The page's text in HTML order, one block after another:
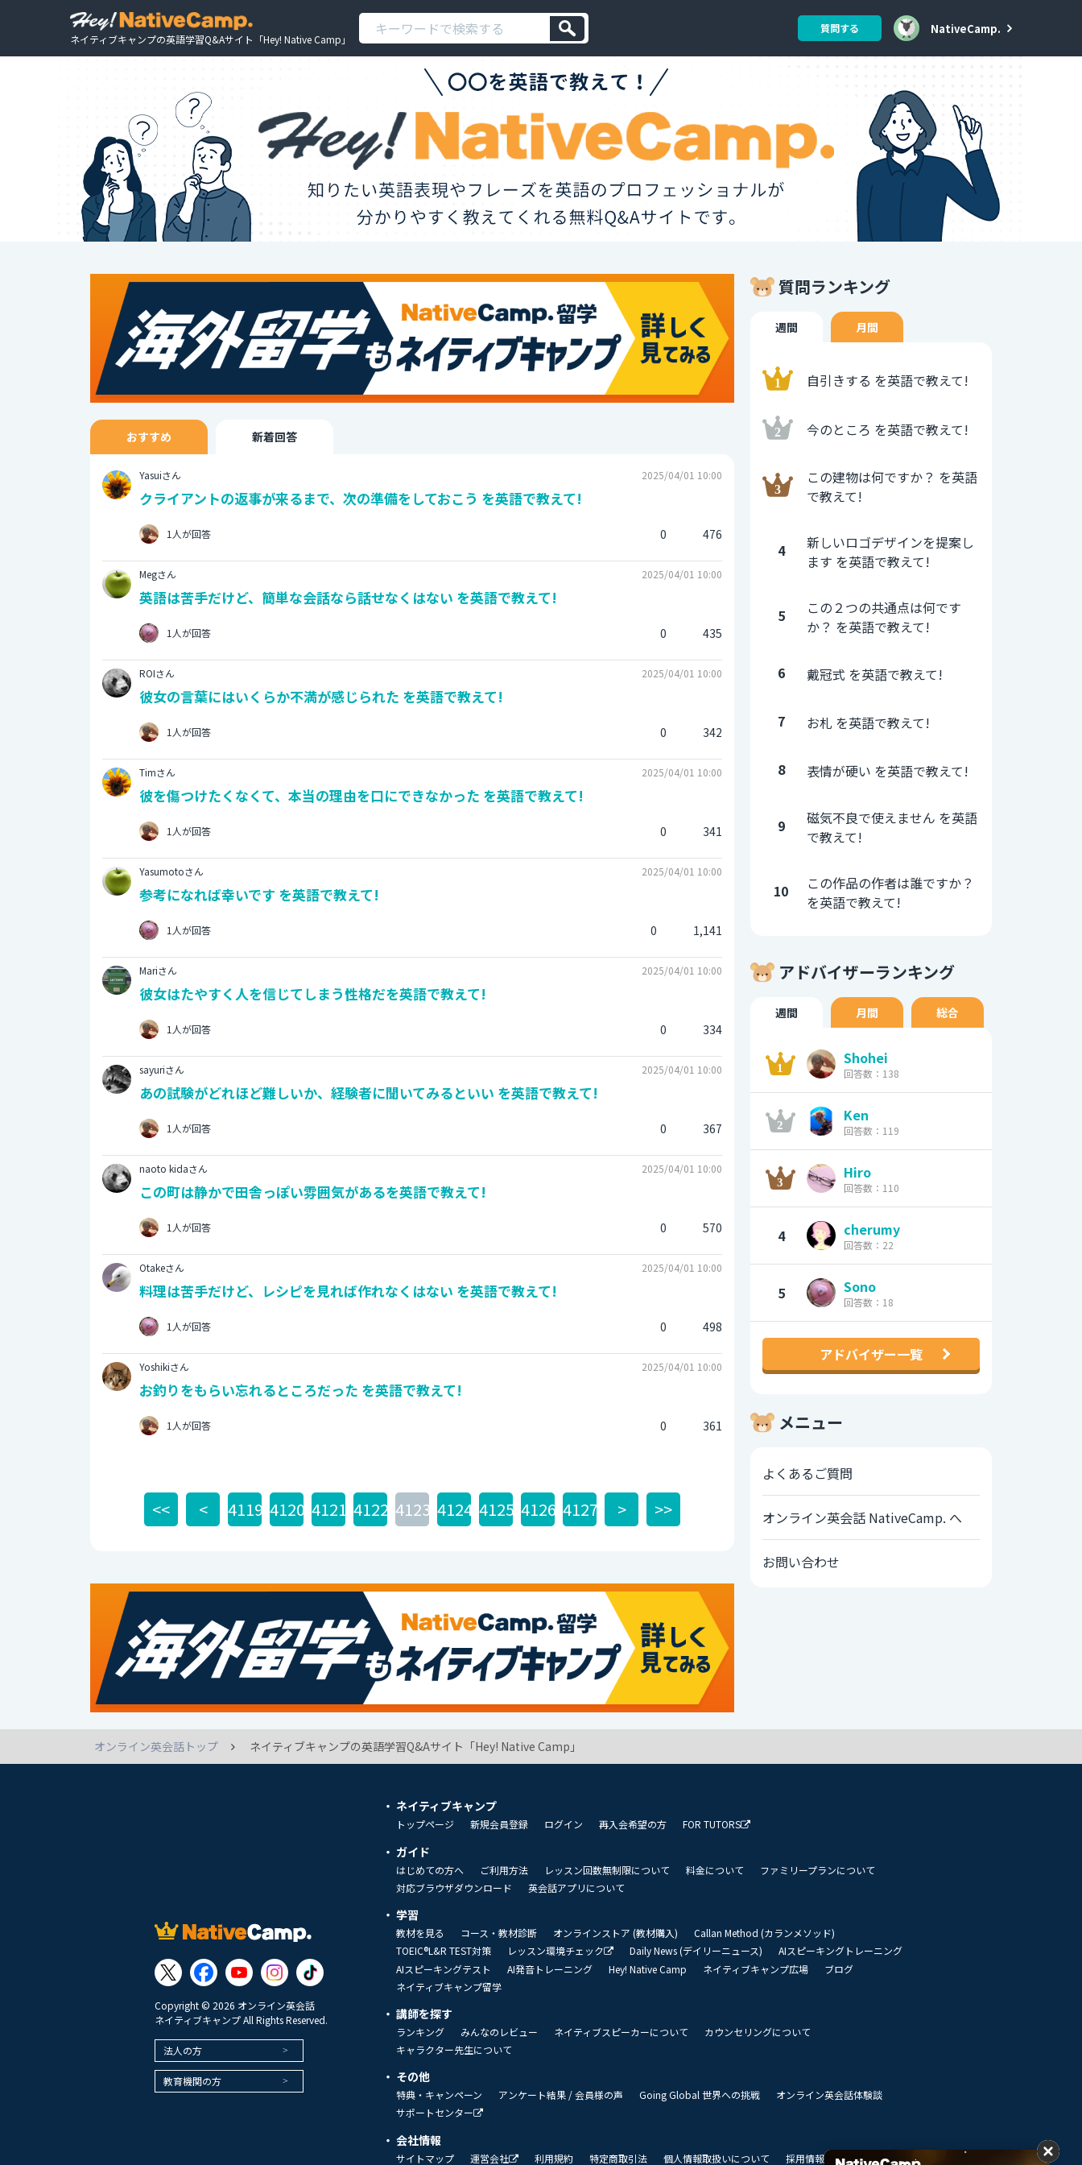
ネイティブキャンプの英語学習Q&Aサイト「Hey! Native Camp」
質問する NativeCamp.
おすすめ 新着回答
Yasuiさん 2025/04/01 10:00
クライアントの返事が来るまで、次の準備をしておこう を英語で教えて!
1人が回答 0 476
Megさん 2025/04/01 10:00
英語は苦手だけど、簡単な会話なら話せなくはない を英語で教えて!
1人が回答 0 435
ROIさん 2025/04/01 10:00
彼女の言葉にはいくらか不満が感じられた を英語で教えて!
1人が回答 0 342
Timさん 2025/04/01 10:00
彼を傷つけたくなくて、本当の理由を口にできなかった を英語で教えて!
1人が回答 0 341
Yasumotoさん 2025/04/01 10:00
参考になれば幸いです を英語で教えて!
1人が回答 0 1,141
Mariさん 2025/04/01 10:00
彼女はたやすく人を信じてしまう性格だを英語で教えて!
1人が回答 0 334
sayuriさん 2025/04/01 10:00
あの試験がどれほど難しいか、経験者に聞いてみるといい を英語で教えて!
1人が回答 0 367
naoto kidaさん 2025/04/01 10:00
この町は静かで田舎っぽい雰囲気があるを英語で教えて!
1人が回答 0 570
Otakeさん 2025/04/01 10:00
料理は苦手だけど、レシピを見れば作れなくはない を英語で教えて!
1人が回答 0 498
Yoshikiさん 2025/04/01 10:00
お釣りをもらい忘れるところだった を英語で教えて!
1人が回答 0 361
<< < 4119 4120 4121 4122 4123 4124 4125 4126 4127 > >>
質問ランキング
週間 月間
自引きする を英語で教えて!
今のところ を英語で教えて!
この建物は何ですか？ を英語
で教えて!
4
新しいロゴデザインを提案し
ます を英語で教えて!
5
この２つの共通点は何です
か？ を英語で教えて!
6 戴冠式 を英語で教えて!
7 お札 を英語で教えて!
8 表情が硬い を英語で教えて!
9
磁気不良で使えません を英語
で教えて!
10
この作品の作者は誰ですか？
を英語で教えて!
アドバイザーランキング
週間 月間 総合
Shohei
回答数：138
Ken
回答数：119
Hiro
回答数：110
4 cherumy
回答数：22
5 Sono
回答数：18
アドバイザー一覧
メニュー
よくあるご質問
オンライン英会話 NativeCamp. へ
お問い合わせ
オンライン英会話トップ ネイティブキャンプの英語学習Q&Aサイト「Hey! Native Camp」
Copyright © 2026 オンライン英会話
ネイティブキャンプ All Rights Reserved.
法人の方
教育機関の方
ネイティブキャンプ
トップページ 新規会員登録 ログイン 再入会希望の方 FOR TUTORS
ガイド
はじめての方へ ご利用方法 レッスン回数無制限について 料金について
ファミリープランについて
対応ブラウザダウンロード
英会話アプリについて
学習
教材を見る コース・教材診断 オンラインストア (教材購入)
Callan Method (カランメソッド)
TOEIC®L&R TEST対策
レッスン環境チェック Daily News (デイリーニュース)
AIスピーキングトレーニング
AIスピーキングテスト
AI発音トレーニング Hey! Native Camp ネイティブキャンプ広場
ブログ
ネイティブキャンプ留学
講師を探す
ランキング みんなのレビュー ネイティブスピーカーについて
カウンセリングについて
キャラクター先生について
その他
特典・キャンペーン アンケート結果 / 会員様の声 Going Global 世界への挑戦
オンライン英会話体験談
サポートセンター
会社情報
サイトマップ 運営会社 利用規約 特定商取引法 個人情報取扱いについて 採用情報 私達のビジョン